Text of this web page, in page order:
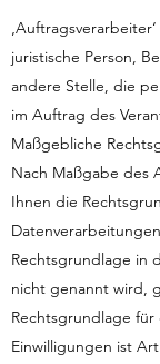
juristische Person,
andere Stelle, die
im Auftrag des
Maßgebliche
Nach Maßgabe des
Ihnen die
Rechtsgrundlage in
nicht genannt wird,
Rechtsgrundlage
Einwilligungen ist